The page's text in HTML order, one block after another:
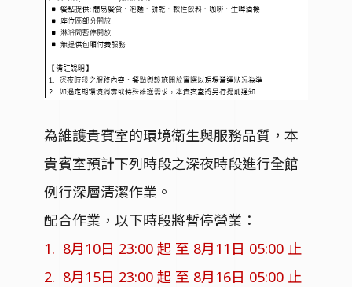
為維護貴賓室的環境衛生與服務品質，本
貴賓室預計下列時段之深夜時段進行全館
例行深層清潔作業。
配合作業，以下時段將暫停營業：
1. 8月 10日 23:00 起 至 8月 11 日 05:00 止
2. 8月 15日 23:00 起 至 8月 16日 05:00 止